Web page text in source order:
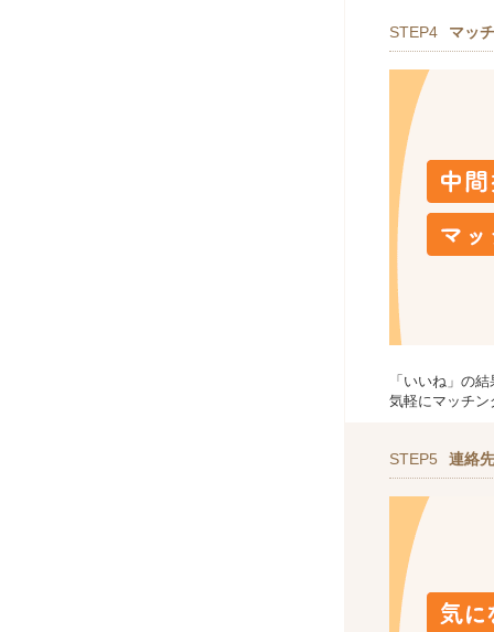
STEP4 マッ
「いいね」の
気軽にマッチン
STEP5 連絡